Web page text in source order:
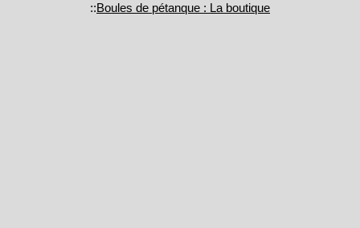
::Boules de pétanque : La boutique